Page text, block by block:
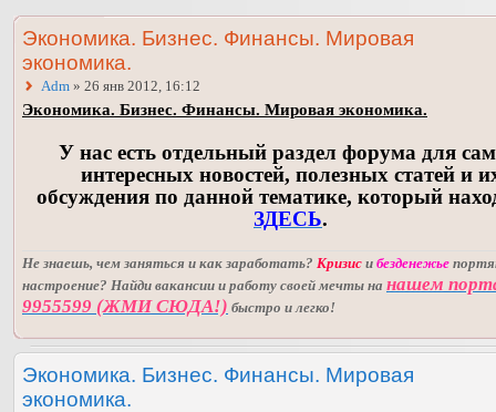
Экономика. Бизнес. Финансы. Мировая
экономика.
Adm » 26 янв 2012, 16:12
Экономика. Бизнес. Финансы. Мировая экономика.
У нас есть отдельный раздел форума для
интересных новостей, полезных статей и
обсуждения по данной тематике, который
ЗДЕСЬ.
Не знаешь, чем заняться и как заработать? Кризис и безденежье
настроение? Найди вакансии и работу своей мечты на нашем
9955599 (ЖМИ СЮДА!) быстро и легко!
Экономика. Бизнес. Финансы. Мировая
экономика.